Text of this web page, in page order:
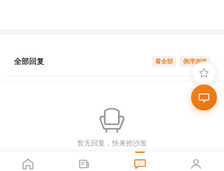
倒序浏览
看全部
全部回复
暂无回复，快来抢沙发